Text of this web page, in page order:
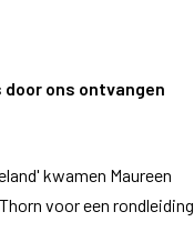
door ons ontvangen
kwamen Maureen
voor een rondleiding